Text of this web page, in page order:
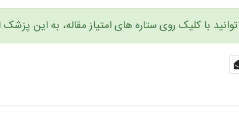
با کلیک روی ستاره های امتیاز مقاله، به این پزشک